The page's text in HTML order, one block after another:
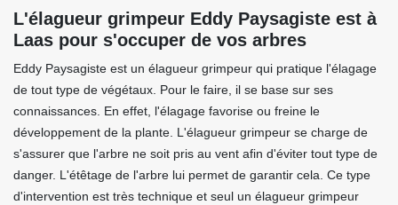
L'élagueur grimpeur Eddy Paysagiste est à
Laas pour s'occuper de vos arbres
Eddy Paysagiste est un élagueur grimpeur qui pratique l'élagage
de tout type de végétaux. Pour le faire, il se base sur ses
connaissances. En effet, l'élagage favorise ou freine le
développement de la plante. L'élagueur grimpeur se charge de
s'assurer que l'arbre ne soit pris au vent afin d'éviter tout type de
danger. L'étêtage de l'arbre lui permet de garantir cela. Ce type
d'intervention est très technique et seul un élagueur grimpeur